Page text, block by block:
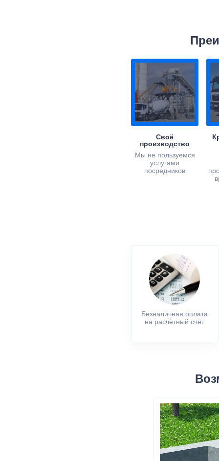
Своё
производство
Мы не пользуемся
услугами
посредников
Безналичная оплата
на расчётный счёт